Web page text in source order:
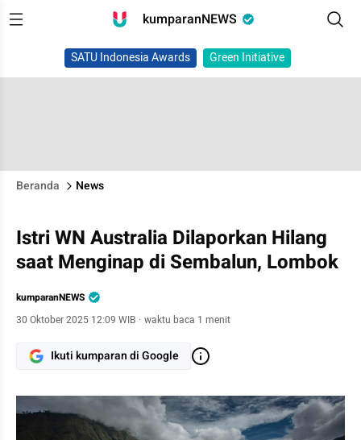
kumparanNEWS
SATU Indonesia Awards Green Initiative
Beranda News
Istri WN Australia Dilaporkan Hilang
saat Menginap di Sembalun, Lombok
kumparanNEWS
30 Oktober 2025 12:09 WIB · waktu baca 1 menit
Ikuti kumparan di Google